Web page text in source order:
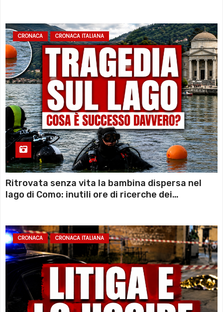
CRONACA CRONACA ITALIANA
Ritrovata senza vita la bambina dispersa nel
lago di Como: inutili ore di ricerche dei
CRONACA CRONACA ITALIANA